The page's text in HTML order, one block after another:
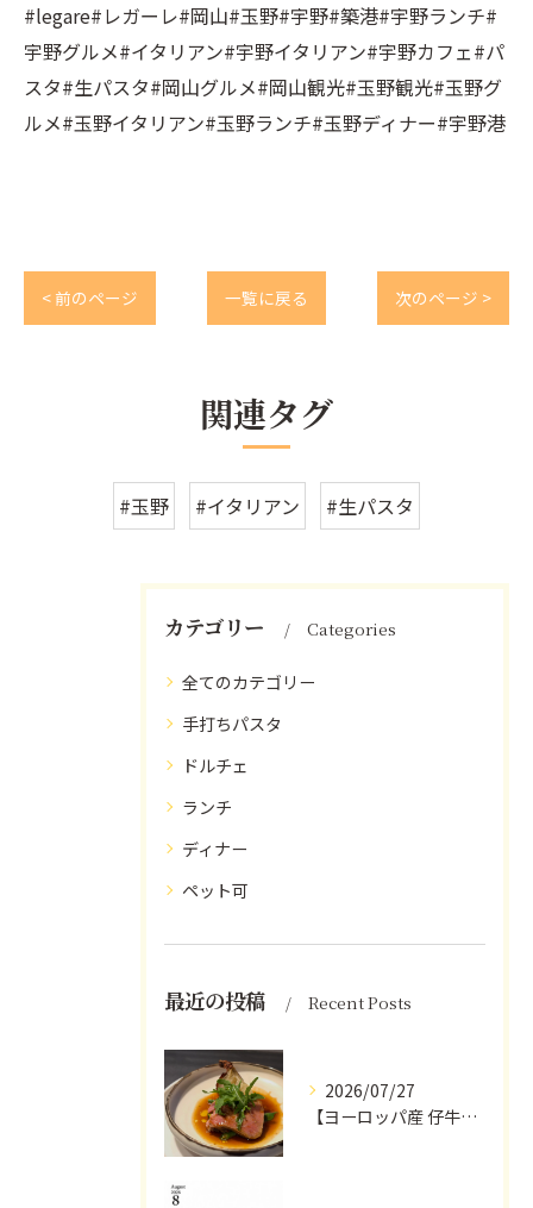
#legare#レガーレ#岡山#玉野#宇野#築港#宇野ランチ#
宇野グルメ#イタリアン#宇野イタリアン#宇野カフェ#パ
スタ#生パスタ#岡山グルメ#岡山観光#玉野観光#玉野グ
ルメ#玉野イタリアン#玉野ランチ#玉野ディナー#宇野港
< 前のページ 一覧に戻る 次のページ >
関連タグ
#玉野 #イタリアン #生パスタ
カテゴリー Categories
全てのカテゴリー
手打ちパスタ
ドルチェ
ランチ
ディナー
ペット可
最近の投稿 Recent Posts
2026/07/27
【ヨーロッパ産 仔牛のタンとフォンドヴォー】